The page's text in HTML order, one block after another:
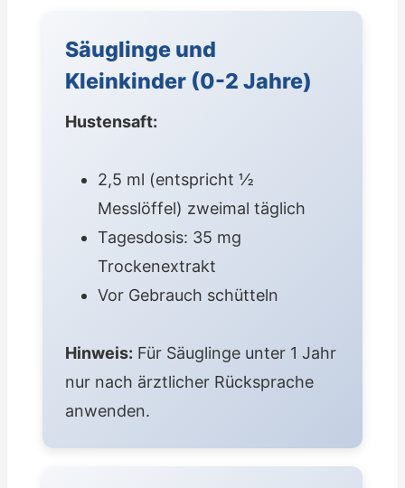
Säuglinge und
Kleinkinder (0-2 Jahre)
Hustensaft:
2,5 ml (entspricht ½
Messlöffel) zweimal täglich
Tagesdosis: 35 mg
Trockenextrakt
Vor Gebrauch schütteln
Hinweis: Für Säuglinge unter 1 Jahr
nur nach ärztlicher Rücksprache
anwenden.